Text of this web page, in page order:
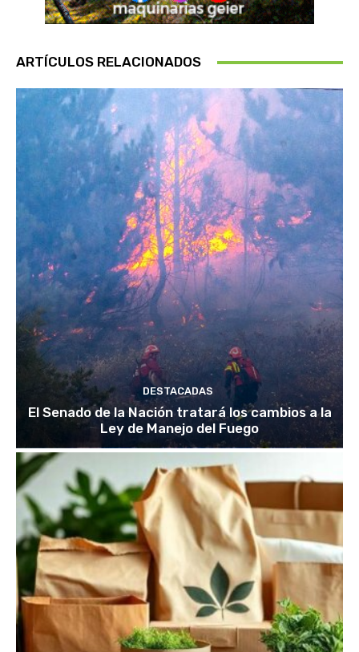
ARTÍCULOS RELACIONADOS
DESTACADAS
El Senado de la Nación tratará los cambios a la
Ley de Manejo del Fuego